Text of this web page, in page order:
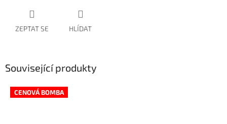
ZEPTAT SE HLÍDAT
Související produkty
CENOVÁ BOMBA